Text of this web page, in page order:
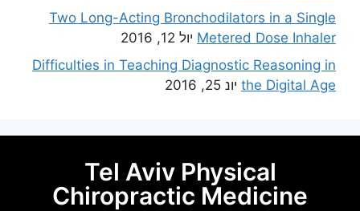
Two Long-Acting Bronchodilators in a Single
Metered Dose Inhaler יול 12, 2016
Difficulties in Teaching Diagnostic Reasoning in
the Digital Age יונ 25, 2016
Tel Aviv Physical
Chiropractic Medicine